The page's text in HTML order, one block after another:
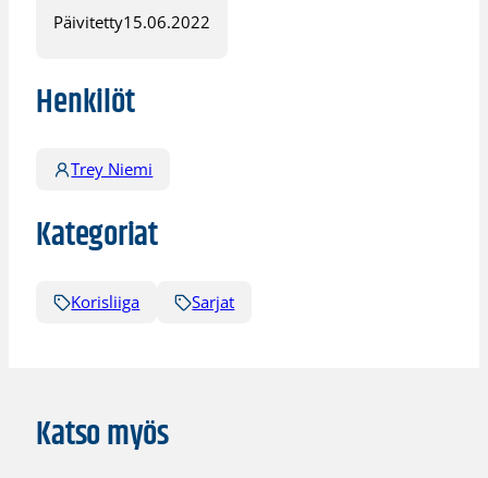
Päivitetty15.06.2022
Henkilöt
Trey Niemi
Kategoriat
Korisliiga Sarjat
Katso myös